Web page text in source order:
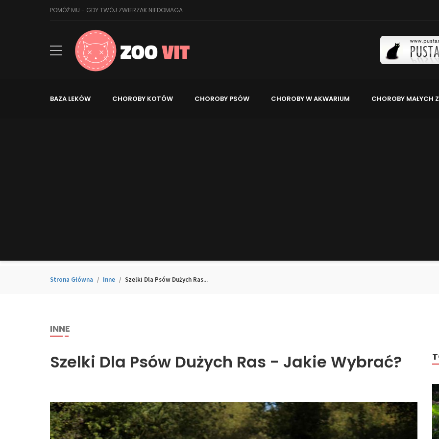
POMÓŻ MU - GDY TWÓJ ZWIERZAK NIEDOMAGA
BAZA LEKÓW CHOROBY KOTÓW CHOROBY PSÓW CHOROBY W AKWARIUM CHOROBY MAŁYCH
Strona Główna Inne Szelki Dla Psów Dużych Ras...
INNE
Szelki Dla Psów Dużych Ras - Jakie Wybrać?